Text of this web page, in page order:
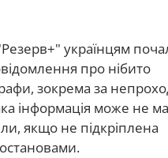
українцям
про нібито
зокрема за
інформація може не
якщо не підкріплена